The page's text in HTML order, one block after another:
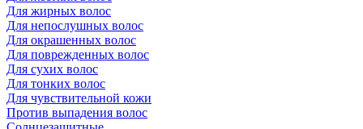
Для жирных волос
Для непослушных волос
Для окрашенных волос
Для поврежденных волос
Для сухих волос
Для тонких волос
Для чувствительной кожи
Против выпадения волос